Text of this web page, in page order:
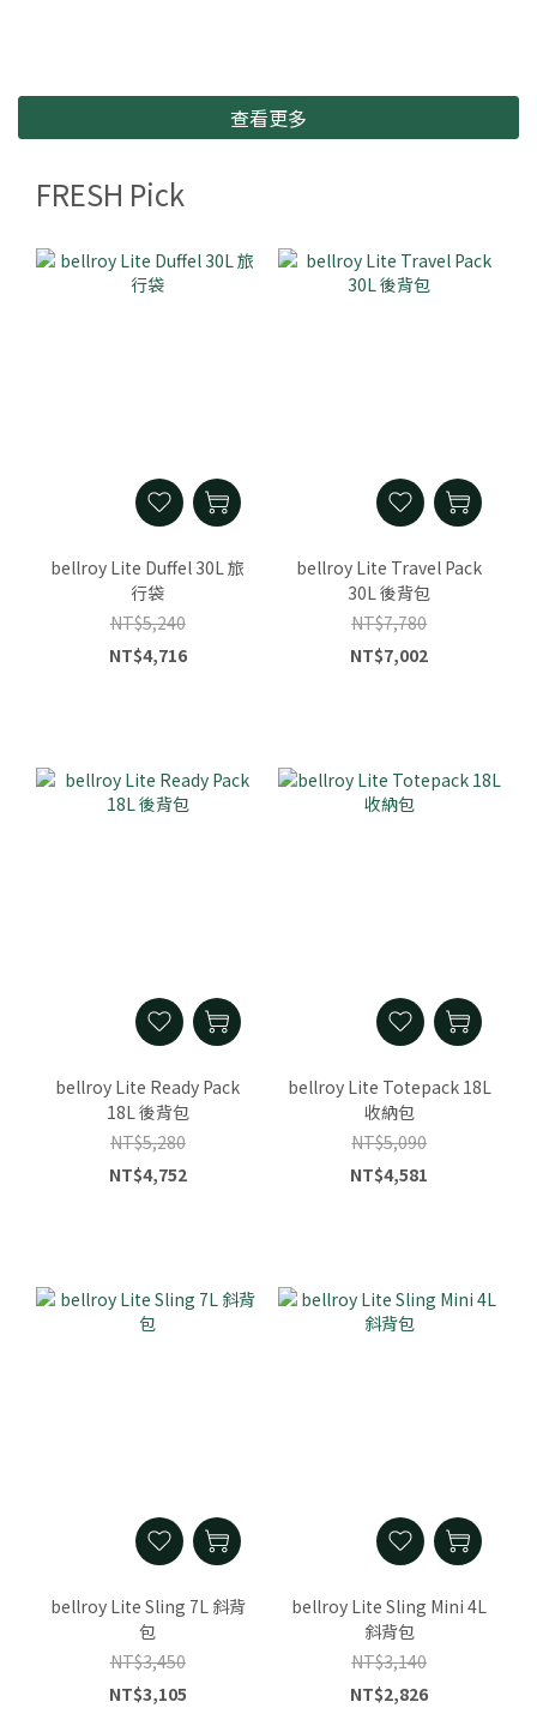
查看更多
FRESH Pick
bellroy Lite Duffel 30L 旅
行袋
NT$5,240
NT$4,716
bellroy Lite Travel Pack
30L 後背包
NT$7,780
NT$7,002
bellroy Lite Ready Pack
18L 後背包
NT$5,280
NT$4,752
bellroy Lite Totepack 18L
收納包
NT$5,090
NT$4,581
bellroy Lite Sling 7L 斜背
包
NT$3,450
NT$3,105
bellroy Lite Sling Mini 4L
斜背包
NT$3,140
NT$2,826